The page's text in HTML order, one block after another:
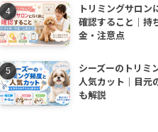
トリミングサロン
確認すること｜持
金・注意点
シーズーのトリミ
人気カット｜目元
も解説